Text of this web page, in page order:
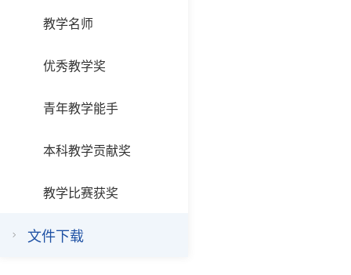
教学名师
优秀教学奖
青年教学能手
本科教学贡献奖
教学比赛获奖
文件下载